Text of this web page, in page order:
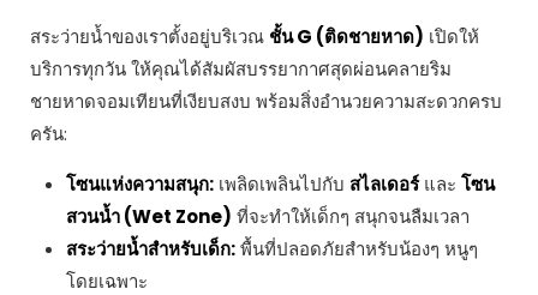
สระว่ายน้ำของเราตั้งอยู่บริเวณ ชั้น G (ติดชายหาด) เปิดให้
บริการทุกวัน ให้คุณได้สัมผัสบรรยากาศสุดผ่อนคลายริม
ชายหาดจอมเทียนที่เงียบสงบ พร้อมสิ่งอำนวยความสะดวกครบ
ครัน:
โซนแห่งความสนุก: เพลิดเพลินไปกับ สไลเดอร์และ โซน
สวนน้ำ (Wet Zone) ที่จะทำให้เด็กๆ สนุกจนลืมเวลา
สระว่ายน้ำสำหรับเด็ก:พื้นที่ปลอดภัยสำหรับน้องๆ หนูๆ
โดยเฉพาะ